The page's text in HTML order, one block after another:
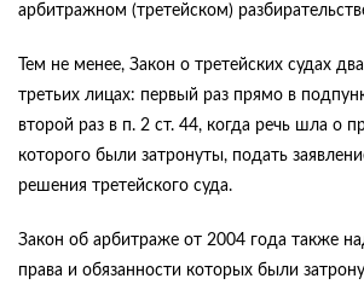
арбитражном (третейском)
Тем не менее, Закон о третейских судах
третьих лицах: первый раз прямо в
второй раз в п. 2 ст. 44, когда речь шла о
которого были затронуты, подать
решения третейского суда.
Закон об арбитраже от 2004 года также
права и обязанности которых были